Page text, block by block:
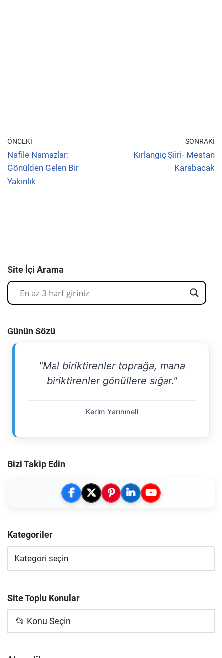
ÖNCEKI
Nafile Namazlar:
Gönülden Gelen Bir
Yakınlık
SONRAKI
Kırlangıç Şiiri- Mestan
Karabacak
Site İçi Arama
Günün Sözü
"Mal biriktirenler toprağa, mana
biriktirenler gönüllere sığar."
Kerim Yarınıneli
Bizi Takip Edin
Kategoriler
Site Toplu Konular
📂 Konu Seçin